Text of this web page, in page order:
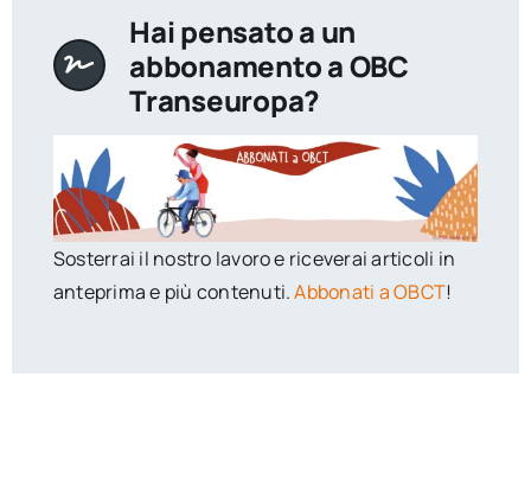
Hai pensato a un
abbonamento a OBC
Transeuropa?
Sosterrai il nostro lavoro e riceverai articoli in
anteprima e più contenuti.Abbonati a OBCT!